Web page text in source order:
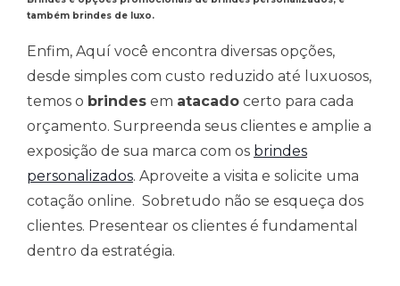
também brindes de luxo.
Enfim, Aquí você encontra diversas opções,
desde simples com custo reduzido até luxuosos,
temos o brindes em atacado certo para cada
orçamento. Surpreenda seus clientes e amplie a
exposição de sua marca com os brindes
personalizados. Aproveite a visita e solicite uma
cotação online. Sobretudo não se esqueça dos
clientes. Presentear os clientes é fundamental
dentro da estratégia.